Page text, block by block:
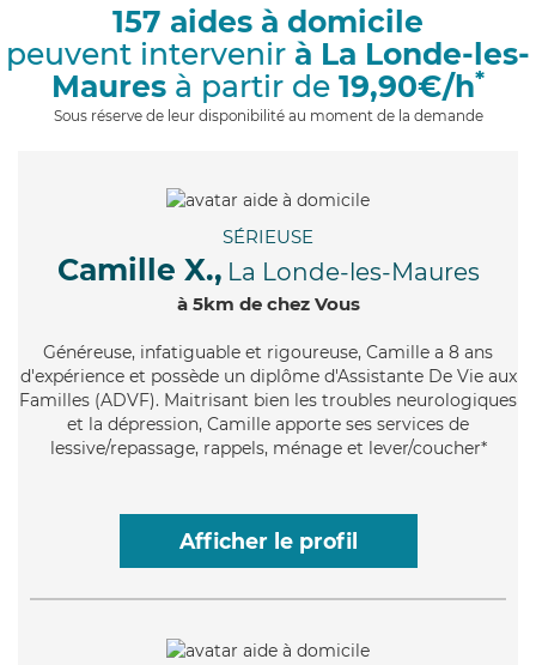
i
157 aides à domicile
peuvent intervenir à La Londe-les-
Maures à partir de 19,90€/h*
Sous réserve de leur disponibilité au moment de la demande
SÉRIEUSE
Camille X., La Londe-les-Maures
à 5km de chez Vous
Généreuse, infatiguable et rigoureuse, Camille a 8 ans
d'expérience et possède un diplôme d'Assistante De Vie aux
Familles (ADVF). Maitrisant bien les troubles neurologiques
et la dépression, Camille apporte ses services de
lessive/repassage, rappels, ménage et lever/coucher*
Afficher le profil